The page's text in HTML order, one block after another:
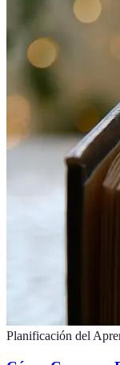
Planificación del